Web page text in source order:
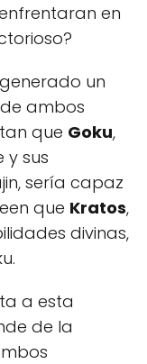
en
un
ambos
que Goku,
y sus
sería capaz
que Kratos,
divinas,
a esta
de la